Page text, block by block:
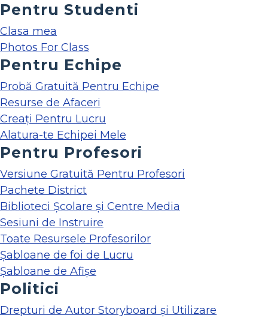
Pentru Studenti
Clasa mea
Photos For Class
Pentru Echipe
Probă Gratuită Pentru Echipe
Resurse de Afaceri
Creați Pentru Lucru
Alatura-te Echipei Mele
Pentru Profesori
Versiune Gratuită Pentru Profesori
Pachete District
Biblioteci Școlare și Centre Media
Sesiuni de Instruire
Toate Resursele Profesorilor
Șabloane de foi de Lucru
Șabloane de Afișe
Politici
Drepturi de Autor Storyboard și Utilizare